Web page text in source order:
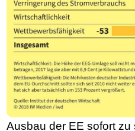
Ausbau der EE sofort